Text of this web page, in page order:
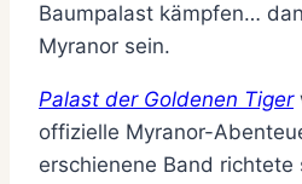
Baumpalast kämpfen…
Myranor sein.
Palast der Goldenen Tiger
offizielle Myranor-
erschienene Band richtete